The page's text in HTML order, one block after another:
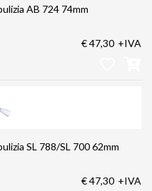
AB 724 74mm
€ 47,30 +IVA
SL 788/SL 700 62mm
€ 47,30 +IVA